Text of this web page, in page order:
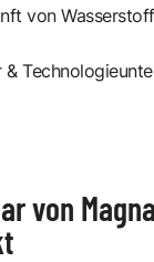
von
&
von